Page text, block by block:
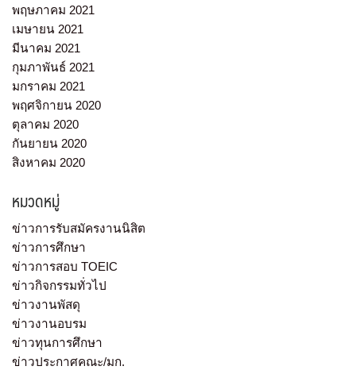
พฤษภาคม 2021
เมษายน 2021
มีนาคม 2021
กุมภาพันธ์ 2021
มกราคม 2021
พฤศจิกายน 2020
ตุลาคม 2020
กันยายน 2020
สิงหาคม 2020
หมวดหมู่
ข่าวการรับสมัครงานนิสิต
ข่าวการศึกษา
ข่าวการสอบ TOEIC
ข่าวกิจกรรมทั่วไป
ข่าวงานพัสดุ
ข่าวงานอบรม
ข่าวทุนการศึกษา
ข่าวประกาศคณะ/มก.